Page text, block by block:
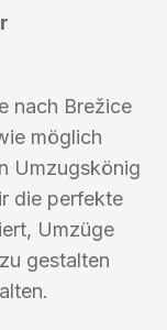
nach Brežice
möglich
Umzugskönig
die perfekte
Umzüge
gestalten